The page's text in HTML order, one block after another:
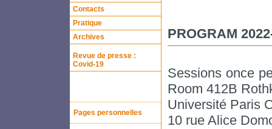
Contacts
Pratique
Archives
Revue de presse :
Covid-19
Pages personnelles
PROGRAM
Sessions once
Room 412B
Université Paris
10 rue Alice